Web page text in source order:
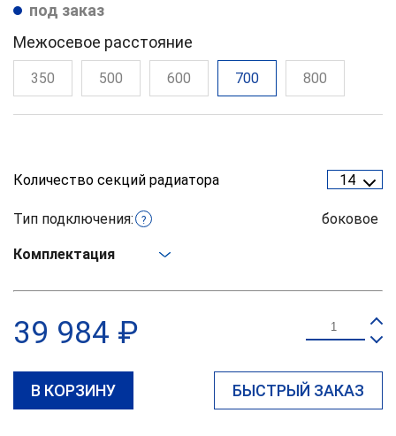
под заказ
Межосевое расстояние
350 500 600 700 800
Количество секций радиатора 14
Тип подключения: ? боковое
Комплектация
39 984 ₽
В КОРЗИНУ БЫСТРЫЙ ЗАКАЗ